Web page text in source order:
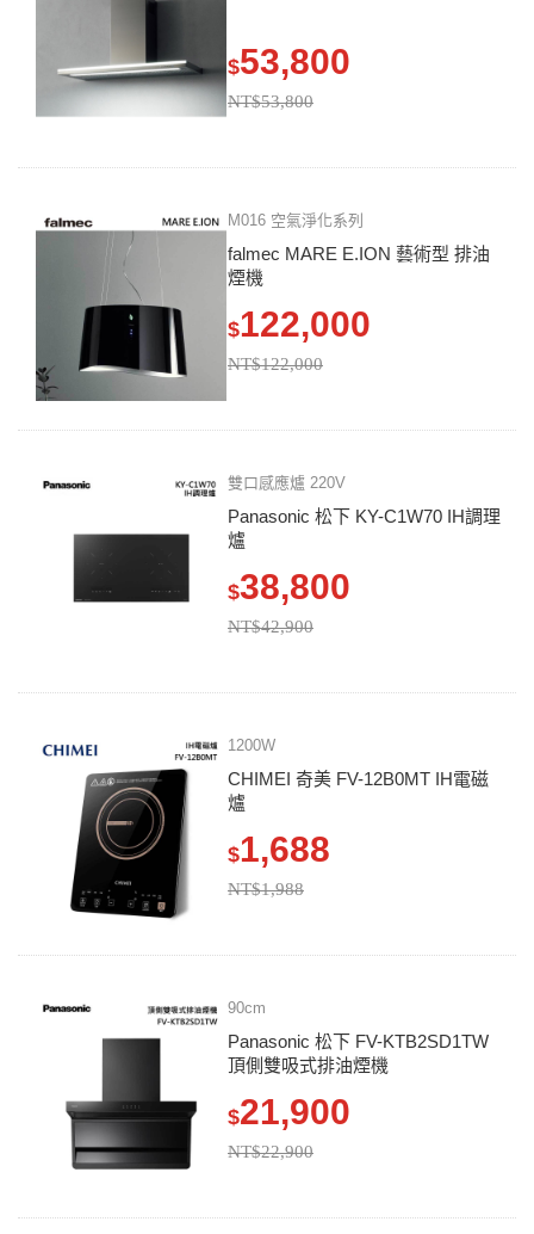
$53,800
NT$53,800
M016 空氣淨化系列
falmec MARE E.ION 藝術型 排油
煙機
$122,000
NT$122,000
雙口感應爐 220V
Panasonic 松下 KY-C1W70 IH調理
爐
$38,800
NT$42,900
1200W
CHIMEI 奇美 FV-12B0MT IH電磁
爐
$1,688
NT$1,988
90cm
Panasonic 松下 FV-KTB2SD1TW
頂側雙吸式排油煙機
$21,900
NT$22,900